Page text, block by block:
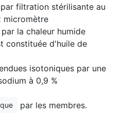
filtration stérilisante au
micromètre
la chaleur humide
constituée d'huile de
isotoniques par une
à 0,9 %
par les membres.